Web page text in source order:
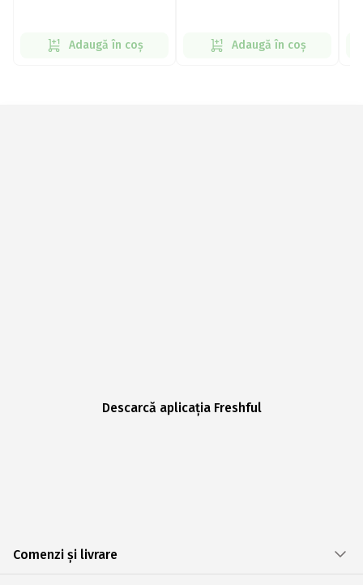
Adaugă în coș Adaugă în coș
Descarcă aplicația Freshful
Comenzi și livrare